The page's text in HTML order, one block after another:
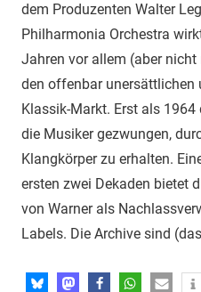
dem Produzenten Walter
Philharmonia Orchestra
Jahren vor allem (aber
den offenbar unersättlichen
Klassik-Markt. Erst als
die Musiker gezwun­gen,
Klangkörper zu erhalten.
ersten zwei Dekaden bietet
von Warner als
Labels. Die Archive sind